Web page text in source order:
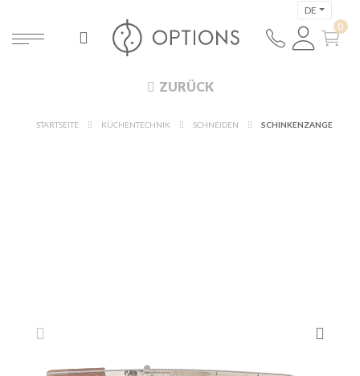
DE
ZURÜCK
STARTSEITE KÜCHENTECHNIK SCHNEIDEN SCHINKENZANGE